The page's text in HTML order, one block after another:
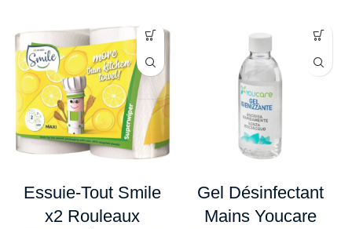
Essuie-Tout Smile
x2 Rouleaux
Gel Désinfectant
Mains Youcare